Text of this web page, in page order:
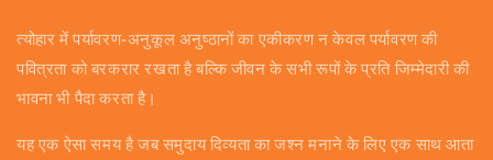
त्योहार में पर्यावरण-अनुकूल अनुष्ठानों का एकीकरण न केवल पर्यावरण की
पवित्रता को बरकरार रखता है बल्कि जीवन के सभी रूपों के प्रति जिम्मेदारी की
भावना भी पैदा करता है।
यह एक ऐसा समय है जब समुदाय दिव्यता का जश्न मनाने के लिए एक साथ आता